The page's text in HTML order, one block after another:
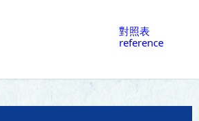
對照表
reference